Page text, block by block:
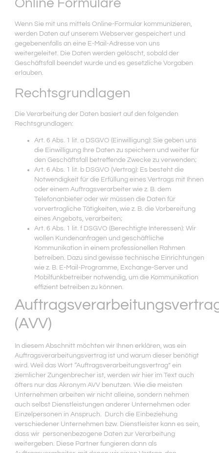
Online Formulare
Wenn Sie mit uns mittels Online-Formular kommunizieren,
werden Daten auf unserem Webserver gespeichert und
gegebenenfalls an eine E-Mail-Adresse von uns
weitergeleitet. Die Daten werden gelöscht, sobald der
Geschäftsfall beendet wurde und es gesetzliche Vorgaben
erlauben.
Rechtsgrundlagen
Die Verarbeitung der Daten basiert auf den folgenden
Rechtsgrundlagen:
Art. 6 Abs. 1 lit. a DSGVO (Einwilligung): Sie geben uns
die Einwilligung Ihre Daten zu speichern und weiter für
den Geschäftsfall betreffende Zwecke zu verwenden;
Art. 6 Abs. 1 lit. b DSGVO (Vertrag): Es besteht die
Notwendigkeit für die Erfüllung eines Vertrags mit Ihnen
oder einem Auftragsverarbeiter wie z. B. dem
Telefonanbieter oder wir müssen die Daten für
vorvertragliche Tätigkeiten, wie z. B. die Vorbereitung
eines Angebots, verarbeiten;
Art. 6 Abs. 1 lit. f DSGVO (Berechtigte Interessen): Wir
wollen Kundenanfragen und geschäftliche
Kommunikation in einem professionellen Rahmen
betreiben. Dazu sind gewisse technische Einrichtungen
wie z. B. E-Mail-Programme, Exchange-Server und
Mobilfunkbetreiber notwendig, um die Kommunikation
effizient betreiben zu können.
(AVV)
In diesem Abschnitt möchten wir Ihnen erklären, was ein
Auftragsverarbeitungsvertrag ist und warum dieser benötigt
wird. Weil das Wort “Auftragsverarbeitungsvertrag” ein
ziemlicher Zungenbrecher ist, werden wir hier im Text auch
öfters nur das Akronym AVV benutzen. Wie die meisten
Unternehmen arbeiten wir nicht alleine, sondern nehmen
auch selbst Dienstleistungen anderer Unternehmen oder
Einzelpersonen in Anspruch. Durch die Einbeziehung
verschiedener Unternehmen bzw. Dienstleister kann es sein,
dass wir personenbezogene Daten zur Verarbeitung
weitergeben. Diese Partner fungieren dann als